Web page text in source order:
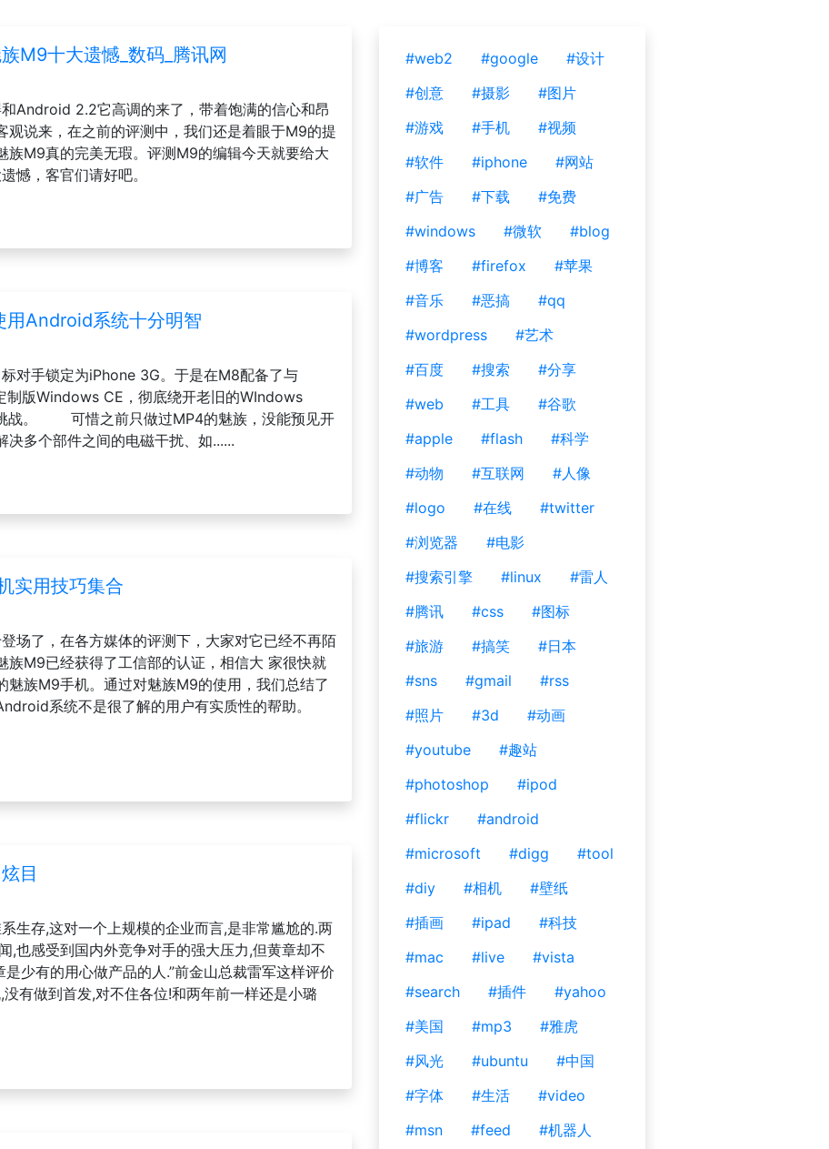
M9十大遗憾_数码_腾讯网
Android 2.2它高调的来了，带着饱满的信心和昂
观说来，在之前的评测中，我们还是着眼于M9的提
族M9真的完美无瑕。评测M9的编辑今天就要给大
，客官们请好吧。
Android系统十分明智
对手锁定为iPhone 3G。于是在M8配备了与
制版Windows CE，彻底绕开老旧的WIndows
战。 可惜之前只做过MP4的魅族，没能预见开
多个部件之间的电磁干扰、如......
实用技巧集合
场了，在各方媒体的评测下，大家对它已经不再陌
族M9已经获得了工信部的认证，相信大 家很快就
魅族M9手机。通过对魅族M9的使用，我们总结了
系统不是很了解的用户有实质性的帮助。
目
生存,这对一个上规模的企业而言,是非常尴尬的.两
,也感受到国内外竞争对手的强大压力,但黄章却不
少有的用心做产品的人.”前金山总裁雷军这样评价
有做到首发,对不住各位!和两年前一样还是小璐
#web2 #google
#设计
#创意
#摄影
#图片
#游戏
#手机
#视频
#软件
#iphone
#网站
#广告
#下载
#免费
#windows
#微软
#blog
#博客
#firefox
#苹果
#音乐
#恶搞
#qq
#wordpress
#艺术
#百度
#搜索
#分享
#web
#工具
#谷歌
#apple
#flash
#科学
#动物
#互联网
#人像
#logo
#在线
#twitter
#浏览器
#电影
#搜索引擎
#linux
#雷人
#腾讯
#css
#图标
#旅游
#搞笑
#日本
#sns
#gmail
#rss
#照片
#3d
#动画
#youtube
#趣站
#photoshop
#ipod
#flickr
#android
#microsoft
#digg
#tool
#diy
#相机
#壁纸
#插画
#ipad
#科技
#mac
#live
#vista
#search
#插件
#yahoo
#美国
#mp3
#雅虎
#风光
#ubuntu
#中国
#字体
#生活
#video
#msn
#feed
#机器人